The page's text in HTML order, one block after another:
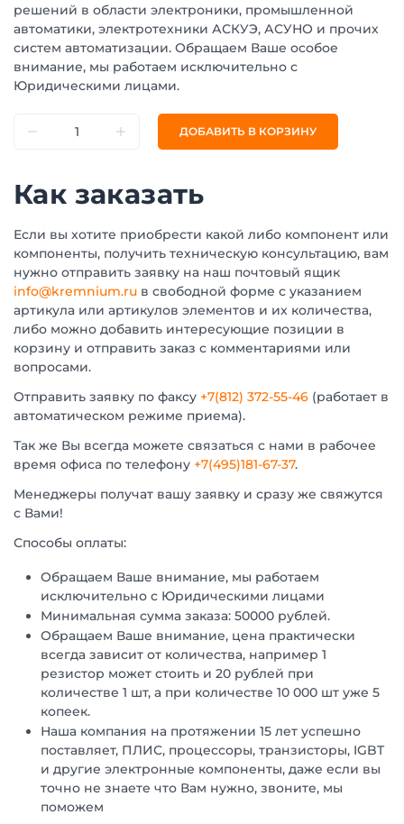
решений в области электроники, промышленной
автоматики, электротехники АСКУЭ, АСУНО и прочих
систем автоматизации. Обращаем Ваше особое
внимание, мы работаем исключительно с
Юридическими лицами.
ДОБАВИТЬ В КОРЗИНУ
Как заказать
Если вы хотите приобрести какой либо компонент или
компоненты, получить техническую консультацию, вам
нужно отправить заявку на наш почтовый ящик
info@kremnium.ru в свободной форме с указанием
артикула или артикулов элементов и их количества,
либо можно добавить интересующие позиции в
корзину и отправить заказ с комментариями или
вопросами.
Отправить заявку по факсу +7(812) 372-55-46 (работает в
автоматическом режиме приема).
Так же Вы всегда можете связаться с нами в рабочее
время офиса по телефону +7(495)181-67-37.
Менеджеры получат вашу заявку и сразу же свяжутся
с Вами!
Способы оплаты:
Обращаем Ваше внимание, мы работаем
исключительно с Юридическими лицами
Минимальная сумма заказа: 50000 рублей.
Обращаем Ваше внимание, цена практически
всегда зависит от количества, например 1
резистор может стоить и 20 рублей при
количестве 1 шт, а при количестве 10 000 шт уже 5
копеек.
Наша компания на протяжении 15 лет успешно
поставляет, ПЛИС, процессоры, транзисторы, IGBT
и другие электронные компоненты, даже если вы
точно не знаете что Вам нужно, звоните, мы
поможем